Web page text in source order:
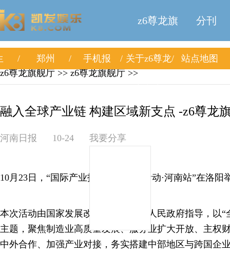
z6尊龙旗
舰厅
分刊
郑州 手机报 关于z6尊龙
站点地图
z6尊龙旗舰厅 >> z6尊龙旗舰厅 >>
融入全球产业链 构建区域新支点 -z6尊龙
河南日报 10-24 我要分享
10月23日，“国际产业投资合作对接活动·河南站”在洛阳
本次活动由国家发展改革委、河南省人民政府指导，以“
主题，聚焦制造业高质量发展、服务业扩大开放、主权
中外合作、加强产业对接，务实搭建中部地区与跨国企